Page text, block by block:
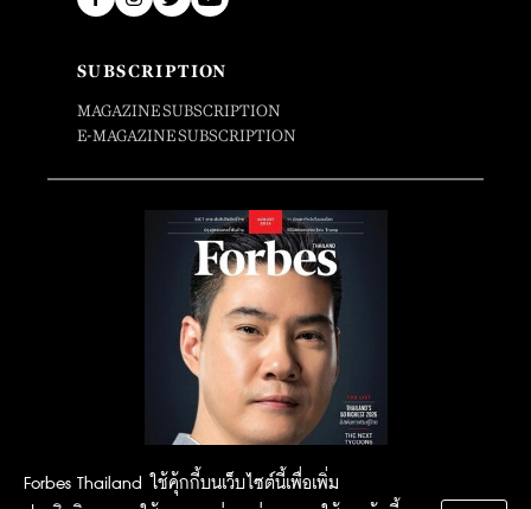
Forbes Thailand ใช้คุ้กกี้บนเว็บไซต์นี้เพื่อเพิ่ม
SUBSCRIPTION
MAGAZINE SUBSCRIPTION
E-MAGAZINE SUBSCRIPTION